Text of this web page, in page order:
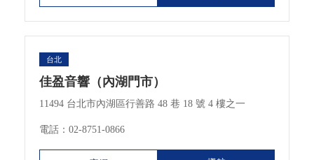
台北
佳盈音響（內湖門市）
11494 台北市內湖區行善路 48 巷 18 號 4 樓之一
電話： 02-8751-0866